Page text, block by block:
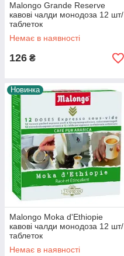
Malongo Grande Reserve
кавові чалди монодоза 12 шт/
таблеток
Немає в наявності
126 ₴
Новинка
Malongo Moka d'Ethiopie
кавові чалди монодоза 12 шт/
таблеток
Немає в наявності